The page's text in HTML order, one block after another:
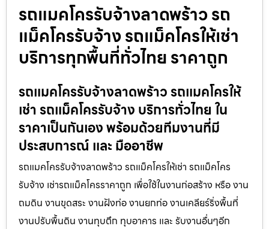
รถแมคโครรับจ้างลาดพร้าว รถ
แม็คโครรับจ้าง รถแม็คโครให้เช่า
บริการทุกพื้นที่ทั่วไทย ราคาถูก
รถแมคโครรับจ้างลาดพร้าว รถแมคโครให้
เช่า รถแม็คโครรับจ้าง บริการทั่วไทย ใน
ราคาเป็นกันเอง พร้อมด้วยทีมงานที่มี
ประสบการณ์ และ มืออาชีพ
รถแมคโครรับจ้างลาดพร้าว รถแม็คโครให้เช่า รถแม็คโคร
รับจ้าง เช่ารถแม็คโครราคาถูก เพื่อใช้ในงานก่อสร้าง หรือ งาน
ถมดิน งานขุดสระ งานฝังท่อ งานยกท่อ งานเคลียร์ริ่งพื้นที่
งานปรับพื้นดิน งานทุบตึก ทุบอาคาร และ รับงานอื่นๆอีก